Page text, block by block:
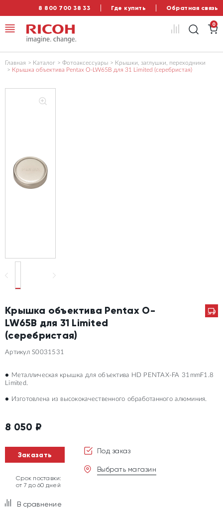
8 800 700 38 33 Где купить Обратная связь
0
Главная Каталог Фотоаксессуары
Крышки, заглушки, переходники
Крышка объектива Pentax O-LW65B для 31 Limited (серебристая)
Крышка объектива Pentax O-
LW65B для 31 Limited
(серебристая)
Артикул S0031531
● Металлическая крышка для объектива HD PENTAX-FA 31mmF1.8
Limited.
● Изготовлена из высококачественного обработанного алюминия.
8 050 ₽
Заказать
Срок поставки:
от 7 до 60 дней
В сравнение
Под заказ
Выбрать магазин